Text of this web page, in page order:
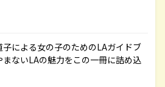
による女の子のためのLAガイドブ
ないLAの魅力をこの一冊に詰め込